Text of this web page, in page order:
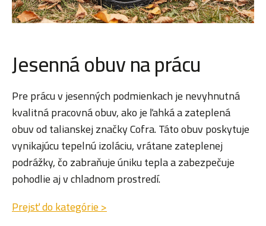
Jesenná obuv na prácu
Pre prácu v jesenných podmienkach je nevyhnutná
kvalitná pracovná obuv, ako je ľahká a zateplená
obuv od talianskej značky Cofra. Táto obuv poskytuje
vynikajúcu tepelnú izoláciu, vrátane zateplenej
podrážky, čo zabraňuje úniku tepla a zabezpečuje
pohodlie aj v chladnom prostredí.
Prejsť do kategórie >